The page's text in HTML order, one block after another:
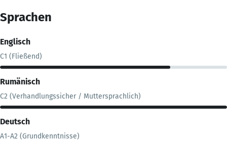
Sprachen
Englisch
C1 (Fließend)
Rumänisch
C2 (Verhandlungssicher / Muttersprachlich)
Deutsch
A1-A2 (Grundkenntnisse)